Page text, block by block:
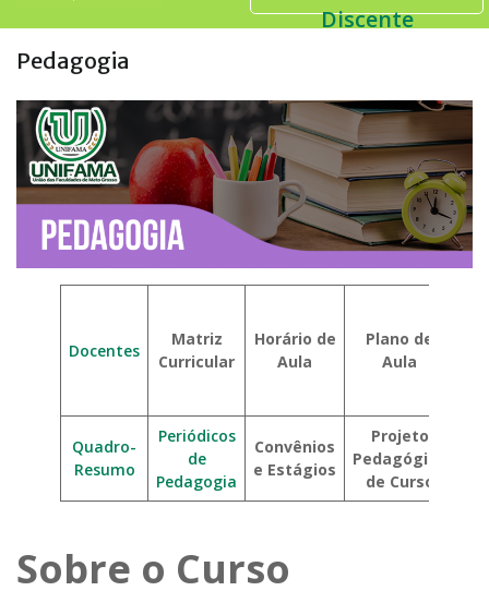
Discente
Pedagogia
Docentes
Matriz
Curricular
Horário de
Aula
Plano de
Aula
Quadro-
Resumo
Periódicos
de
Pedagogia
Convênios
e Estágios
Projeto
Pedagógico
de Curso
Sobre o Curso